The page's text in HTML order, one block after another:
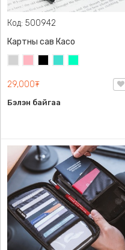
Код: 500942
Картны сав Касо
29,000₮
Бэлэн байгаа